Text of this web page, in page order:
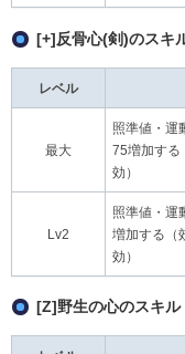
[+]反骨心(剣)のスキ
レベル
最大
照準値・運
75増加する
効）
Lv2
照準値・運
増加する（
効）
[Z]野生の心のスキル